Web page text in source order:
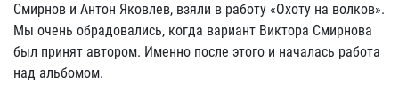
Смирнов и Антон Яковлев, взяли в работу «Охоту на волков».
Мы очень обрадовались, когда вариант Виктора Смирнова
был принят автором. Именно после этого и началась работа
над альбомом.